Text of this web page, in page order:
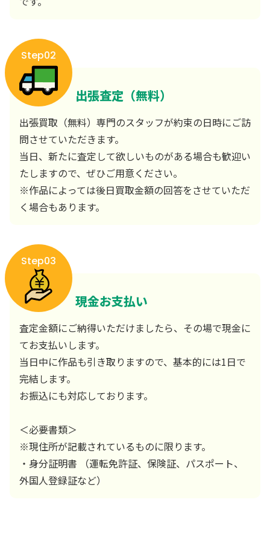
Step02
出張査定（無料）
出張買取（無料）専門のスタッフが約束の日時にご訪
問させていただきます。
当日、新たに査定して欲しいものがある場合も歓迎い
たしますので、ぜひご用意ください。
※作品によっては後日買取金額の回答をさせていただ
く場合もあります。
Step03
現金お支払い
査定金額にご納得いただけましたら、その場で現金に
てお支払いします。
当日中に作品も引き取りますので、基本的には1日で
完結します。
お振込にも対応しております。
＜必要書類＞
※現住所が記載されているものに限ります。
・身分証明書 （運転免許証、保険証、パスポート、
外国人登録証など）